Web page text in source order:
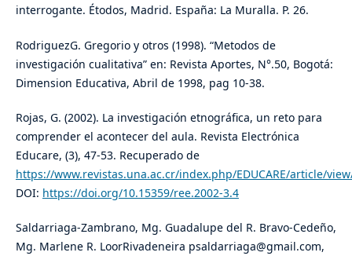
interrogante. Étodos, Madrid. España: La Muralla. P. 26.
RodriguezG. Gregorio y otros (1998). “Metodos de
investigación cualitativa” en: Revista Aportes, N°.50, Bogotá:
Dimension Educativa, Abril de 1998, pag 10-38.
Rojas, G. (2002). La investigación etnográfica, un reto para
comprender el acontecer del aula. Revista Electrónica
Educare, (3), 47-53. Recuperado de
https://www.revistas.una.ac.cr/index.php/EDUCARE/article/
DOI: https://doi.org/10.15359/ree.2002-3.4
Saldarriaga-Zambrano, Mg. Guadalupe del R. Bravo-Cedeño,
Mg. Marlene R. LoorRivadeneira psaldarriaga@gmail.com,